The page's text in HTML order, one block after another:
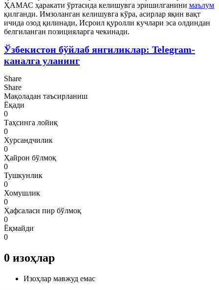
ҲАМАС ҳаракати ўртасида келишувга эришилганини маълум
қилганди. Имзоланган келишувга кўра, асирлар яқин вақт
ичида озод қилинади, Исроил қуролли кучлари эса олдиндан
белгиланган позицияларга чекинади.
Ўзбекистон бўйлаб янгиликлар: Telegram-
каналга уланинг
Share
Share
Мақоладан таъсирланиш
Ёқади
0
Таҳсинга лойиқ
0
Хурсандчилик
0
Ҳайрон бўлмоқ
0
Тушкунлик
0
Хомушлик
0
Ҳафсаласи пир бўлмоқ
0
Ёқмайди
0
0 изоҳлар
Изоҳлар мавжуд емас